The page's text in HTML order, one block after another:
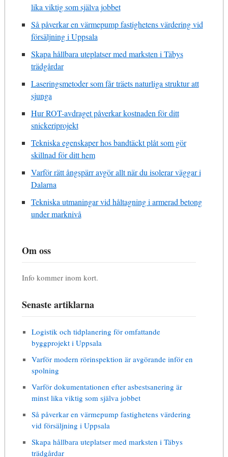
lika viktig som själva jobbet
Så påverkar en värmepump fastighetens värdering vid
försäljning i Uppsala
Skapa hållbara uteplatser med marksten i Täbys
trädgårdar
Laseringsmetoder som får träets naturliga struktur att
sjunga
Hur ROT-avdraget påverkar kostnaden för ditt
snickeriprojekt
Tekniska egenskaper hos bandtäckt plåt som gör
skillnad för ditt hem
Varför rätt ångspärr avgör allt när du isolerar väggar i
Dalarna
Tekniska utmaningar vid håltagning i armerad betong
under marknivå
Om oss
Info kommer inom kort.
Senaste artiklarna
Logistik och tidplanering för omfattande
byggprojekt i Uppsala
Varför modern rörinspektion är avgörande inför en
spolning
Varför dokumentationen efter asbestsanering är
minst lika viktig som själva jobbet
Så påverkar en värmepump fastighetens värdering
vid försäljning i Uppsala
Skapa hållbara uteplatser med marksten i Täbys
trädgårdar